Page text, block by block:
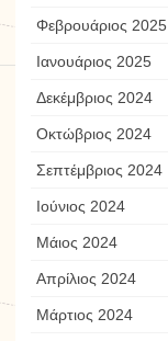
Φεβρουάριος 2025
Ιανουάριος 2025
Δεκέμβριος 2024
Οκτώβριος 2024
Σεπτέμβριος 2024
Ιούνιος 2024
Μάιος 2024
Απρίλιος 2024
Μάρτιος 2024